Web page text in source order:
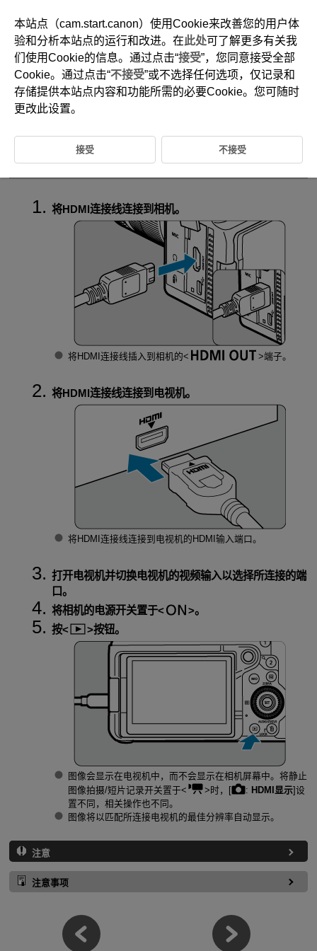
D388-150
在电视机上回放
拍摄的静止图像和短片。
如果图像未显示在电视屏幕上，请确认是否将[
系统频率
将HDMI连接线连接到相机。
将HDMI连接线插入到相机的 端子。
将HDMI连接线连接到电视机。
将HDMI连接线连接到电视机的HDMI输入端口。
打开电视机并切换电视机的视频输入以选择所连接的端
口。
将相机的电源开关置于
。
按
按钮。
图像会显示在电视机中，而不会显示在相机屏幕中。将静止
图像拍摄/短片记录开关置于
时，[ : HDMI显示]设
置不同，相关操作也不同。
图像将以匹配所连接电视机的最佳分辨率自动显示。
注意
注意事项
本站点（cam.start.canon）使用Cookie来改善您的用户体
验和分析本站点的运行和改进。在此处可了解更多有关我
们使用Cookie的信息。通过点击“接受”，您同意接受全部
Cookie。通过点击“不接受”或不选择任何选项，仅记录和
存储提供本站点内容和功能所需的必要Cookie。您可随时
更改此设置。
接受 不接受